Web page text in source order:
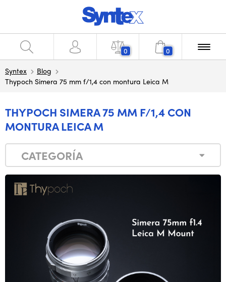
0 0
Syntex
Blog
Thypoch Simera 75 mm f/1,4 con montura Leica M
THYPOCH SIMERA 75 MM F/1,4 CON
MONTURA LEICA M
CATEGORÍA